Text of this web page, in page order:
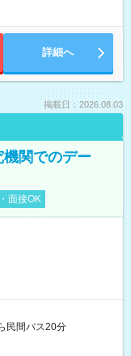
詳細へ
掲載日：2026.08.03
関でのデー
面接OK
民間バス20分